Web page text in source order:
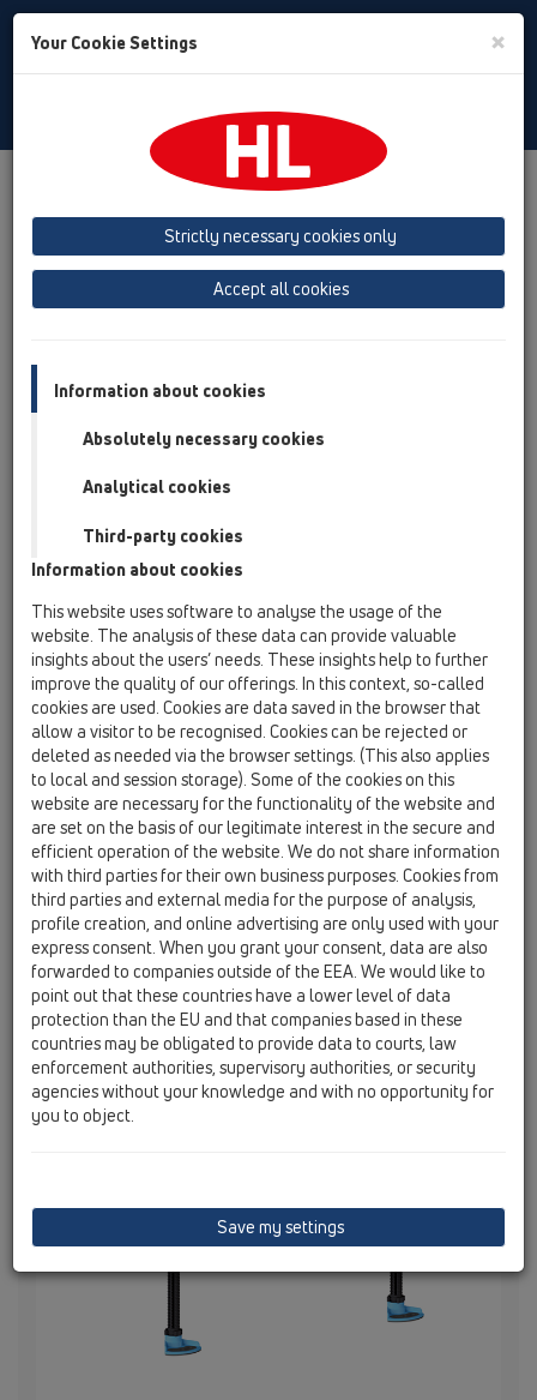
Toggle
Обзор продукта
05 Дизайн-душевые
душевой лоток
Продукты
Пристенная установка
HL50W HL50W.0/120
Обзор продукта
душевой лоток
Продукты
Пристенная установка
HL50
HL50W
HL50W.0/120
HL50W.0/120
Угловой душевой лоток
(пристенная установка) для
линейного отведения воды с
сифоном DN50, с материалом
для монтажа, но без решётки.
Длина монтажа 1200 мм
Your Cookie Settings ×
Strictly necessary cookies only
Accept all cookies
Information about cookies
Absolutely necessary cookies
Analytical cookies
Third-party cookies
Information about cookies
This website uses software to analyse the usage of the
website. The analysis of these data can provide valuable
insights about the users’ needs. These insights help to further
improve the quality of our offerings. In this context, so-called
cookies are used. Cookies are data saved in the browser that
allow a visitor to be recognised. Cookies can be rejected or
deleted as needed via the browser settings. (This also applies
to local and session storage). Some of the cookies on this
website are necessary for the functionality of the website and
are set on the basis of our legitimate interest in the secure and
efficient operation of the website. We do not share information
with third parties for their own business purposes. Cookies from
third parties and external media for the purpose of analysis,
profile creation, and online advertising are only used with your
express consent. When you grant your consent, data are also
forwarded to companies outside of the EEA. We would like to
point out that these countries have a lower level of data
protection than the EU and that companies based in these
countries may be obligated to provide data to courts, law
enforcement authorities, supervisory authorities, or security
agencies without your knowledge and with no opportunity for
you to object.
Save my settings